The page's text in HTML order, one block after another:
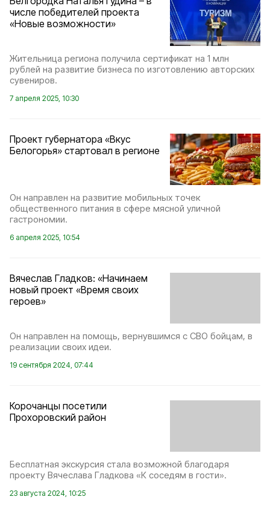
числе победителей проекта
«Новые возможности»
Жительница региона получила сертификат на 1 млн
рублей на развитие бизнеса по изготовлению авторских
сувениров.
7 апреля 2025, 10:30
Проект губернатора «Вкус
Белогорья» стартовал в регионе
Он направлен на развитие мобильных точек
общественного питания в сфере мясной уличной
гастрономии.
6 апреля 2025, 10:54
Вячеслав Гладков: «Начинаем
новый проект «Время своих
героев»
Он направлен на помощь, вернувшимся с СВО бойцам, в
реализации своих идеи.
19 сентября 2024, 07:44
Корочанцы посетили
Прохоровский район
Бесплатная экскурсия стала возможной благодаря
проекту Вячеслава Гладкова «К соседям в гости».
23 августа 2024, 10:25